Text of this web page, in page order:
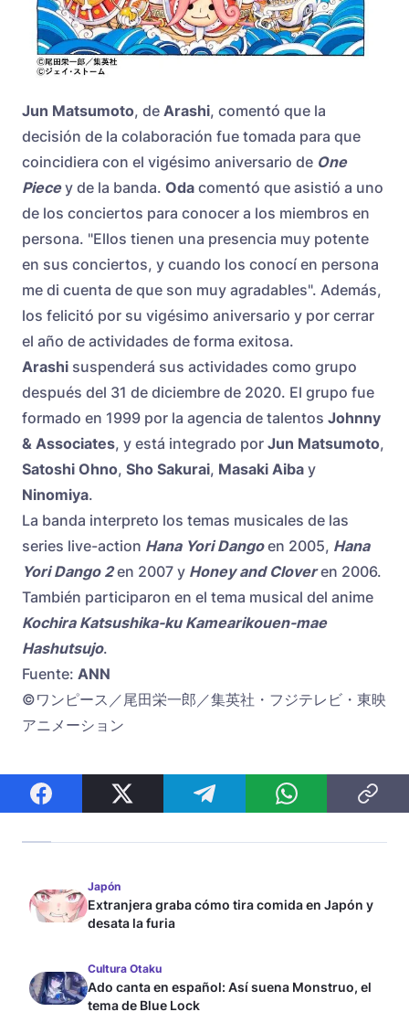
Jun Matsumoto, de Arashi, comentó que la
decisión de la colaboración fue tomada para que
coincidiera con el vigésimo aniversario de One
Piecey de la banda. Oda comentó que asistió a uno
de los conciertos para conocer a los miembros en
persona. "Ellos tienen una presencia muy potente
en sus conciertos, y cuando los conocí en persona
me di cuenta de que son muy agradables". Además,
los felicitó por su vigésimo aniversario y por cerrar
el año de actividades de forma exitosa.
Arashi suspenderá sus actividades como grupo
después del 31 de diciembre de 2020. El grupo fue
formado en 1999 por la agencia de talentos Johnny
& Associates, y está integrado por Jun Matsumoto,
Satoshi Ohno, Sho Sakurai, Masaki Aiba y
Ninomiya.
La banda interpreto los temas musicales de las
series live-action Hana Yori Dangoen 2005, Hana
Yori Dango 2en 2007 y Honey and Cloveren 2006.
También participaron en el tema musical del anime
Kochira Katsushika-ku Kamearikouen-mae
Hashutsujo.
Fuente: ANN
©ワンピース／尾田栄一郎／集英社・フジテレビ・東映
アニメーション
Japón
Extranjera graba cómo tira comida en Japón y
desata la furia
Cultura Otaku
Ado canta en español: Así suena Monstruo, el
tema de Blue Lock